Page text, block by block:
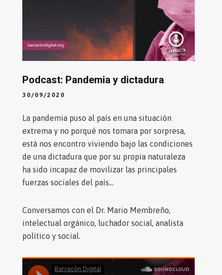
Podcast: Pandemia y dictadura
30/09/2020
La pandemia puso al país en una situación
extrema y no porqué nos tomara por sorpresa,
está nos encontro viviendo bajo las condiciones
de una dictadura que por su propia naturaleza
ha sido incapaz de movilizar las principales
fuerzas sociales del país…
Conversamos con el Dr. Mario Membreño,
intelectual orgánico, luchador social, analista
político y social.